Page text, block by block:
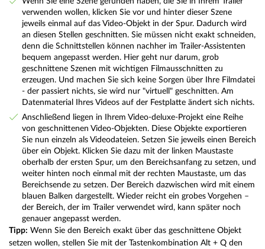
verwenden wollen, klicken Sie vor und hinter dieser Szene
jeweils einmal auf das Video-Objekt in der Spur. Dadurch wird
an diesen Stellen geschnitten. Sie müssen nicht exakt schneiden,
denn die Schnittstellen können nachher im Trailer-Assistenten
bequem angepasst werden. Hier geht nur darum, grob
geschnittene Szenen mit wichtigen Filmausschnitten zu
erzeugen. Und machen Sie sich keine Sorgen über Ihre Filmdatei
- der passiert nichts, sie wird nur "virtuell" geschnitten. Am
Datenmaterial Ihres Videos auf der Festplatte ändert sich nichts.
Anschließend liegen in Ihrem Video-deluxe-Projekt eine Reihe
von geschnittenen Video-Objekten. Diese Objekte exportieren
Sie nun einzeln als Videodateien. Setzen Sie jeweils einen Bereich
über ein Objekt. Klicken Sie dazu mit der linken Maustaste
oberhalb der ersten Spur, um den Bereichsanfang zu setzen, und
weiter hinten noch einmal mit der rechten Maustaste, um das
Bereichsende zu setzen. Der Bereich dazwischen wird mit einem
blauen Balken dargestellt. Wieder reicht ein grobes Vorgehen –
der Bereich, der im Trailer verwendet wird, kann später noch
genauer angepasst werden.
Tipp: Wenn Sie den Bereich exakt über das geschnittene Objekt
setzen wollen, stellen Sie mit der Tastenkombination Alt + Q den